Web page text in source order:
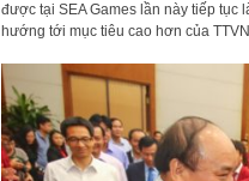
được tại SEA Games lần này tiếp
hướng tới mục tiêu cao hơn của